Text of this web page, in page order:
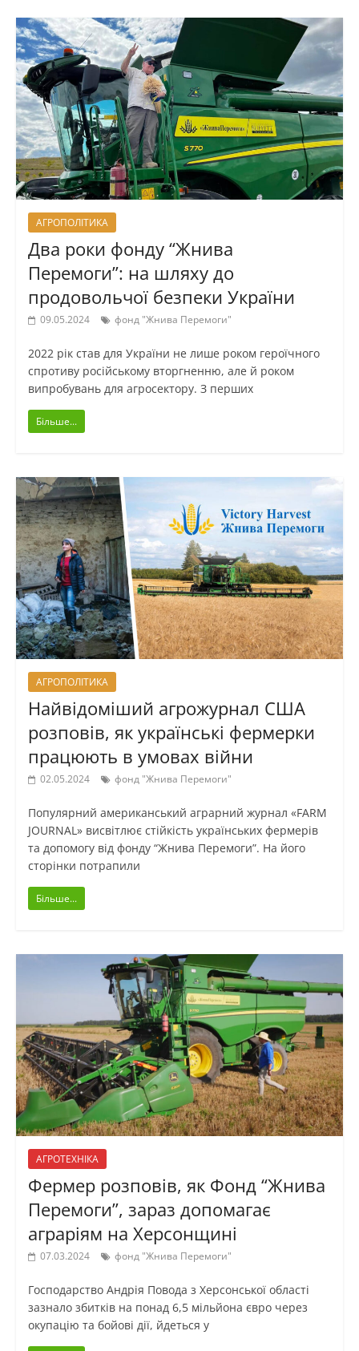
АГРОПОЛІТИКА
Два роки фонду “Жнива
Перемоги”: на шляху до
продовольчої безпеки України
09.05.2024 фонд "Жнива Перемоги"
2022 рік став для України не лише роком героїчного
спротиву російському вторгненню, але й роком
випробувань для агросектору. З перших
Більше...
АГРОПОЛІТИКА
Найвідоміший агрожурнал США
розповів, як українські фермерки
працюють в умовах війни
02.05.2024 фонд "Жнива Перемоги"
Популярний американський аграрний журнал «FARM
JOURNAL» висвітлює стійкість українських фермерів
та допомогу від фонду “Жнива Перемоги”. На його
сторінки потрапили
Більше...
АГРОТЕХНІКА
Фермер розповів, як Фонд “Жнива
Перемоги”, зараз допомагає
аграріям на Херсонщині
07.03.2024 фонд "Жнива Перемоги"
Господарство Андрія Повода з Херсонської області
зазнало збитків на понад 6,5 мільйона євро через
окупацію та бойові дії, йдеться у